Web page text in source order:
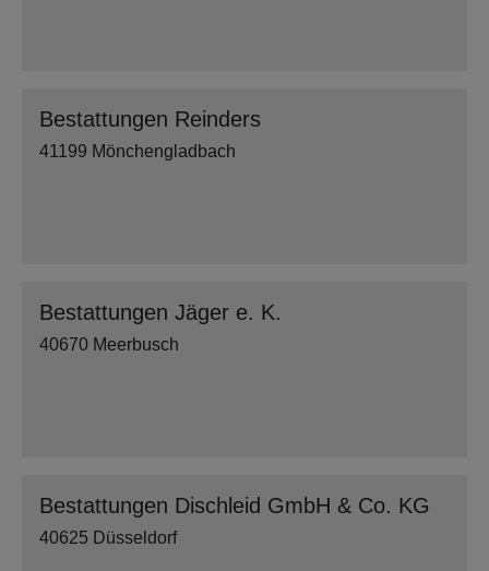
Bestattungen Reinders
41199 Mönchengladbach
Bestattungen Jäger e. K.
40670 Meerbusch
Bestattungen Dischleid GmbH & Co. KG
40625 Düsseldorf